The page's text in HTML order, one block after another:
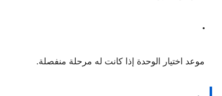
موعد اختيار الوحدة إذا كانت له مرحلة منفصلة.